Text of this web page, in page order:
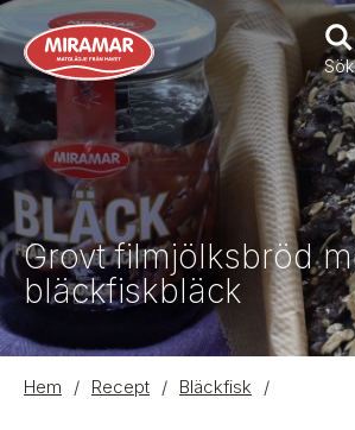
H
o
p
p
t
l
l
v
u
d
n
n
e
Sök
Grovt filmjölksbröd
bläckfiskbläck
L
Hem / Recept / Bläckfisk /